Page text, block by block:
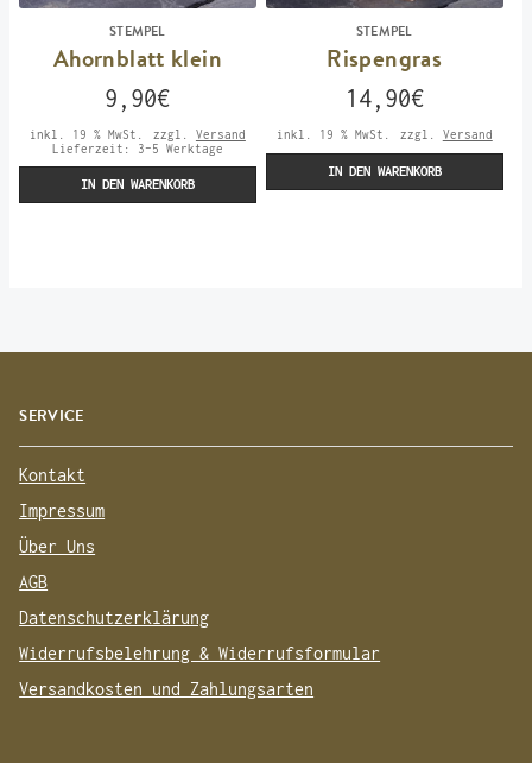
STEMPEL
Ahornblatt klein
9,90€
inkl. 19 % MwSt. zzgl. Versand
Lieferzeit: 3-5 Werktage
IN DEN WARENKORB
STEMPEL
Rispengras
14,90€
inkl. 19 % MwSt. zzgl. Versand
IN DEN WARENKORB
SERVICE
Kontakt
Impressum
Über Uns
AGB
Datenschutzerklärung
Widerrufsbelehrung & Widerrufsformular
Versandkosten und Zahlungsarten